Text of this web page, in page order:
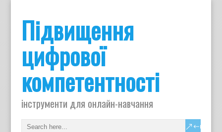
Підвищення
цифрової
компетентності
інструменти для онлайн-навчання